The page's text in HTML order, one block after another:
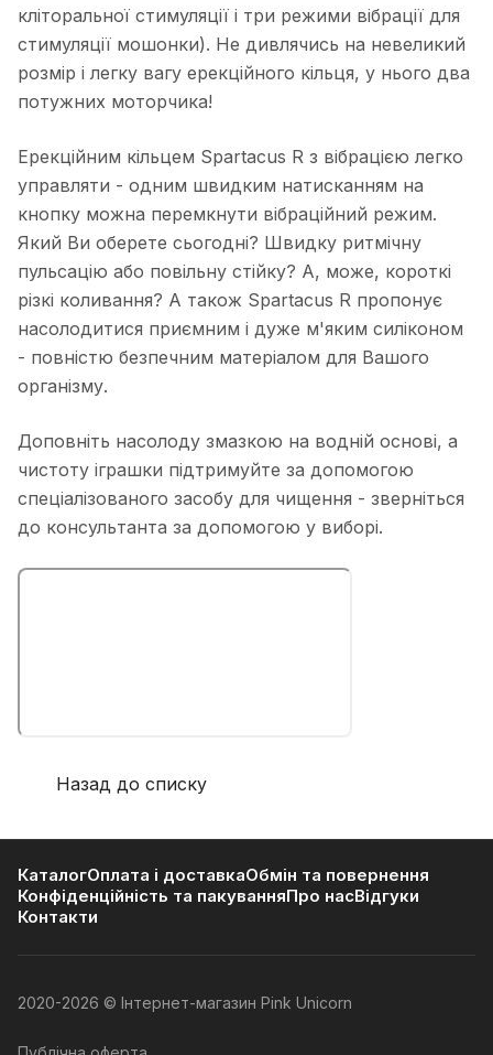
кліторальної стимуляції і три режими вібрації для
стимуляції мошонки). Не дивлячись на невеликий
розмір і легку вагу ерекційного кільця, у нього два
потужних моторчика!
Ерекційним кільцем Spartacus R з вібрацією легко
управляти - одним швидким натисканням на
кнопку можна перемкнути вібраційний режим.
Який Ви оберете сьогодні? Швидку ритмічну
пульсацію або повільну стійку? А, може, короткі
різкі коливання? А також Spartacus R пропонує
насолодитися приємним і дуже м'яким силіконом
- повністю безпечним матеріалом для Вашого
організму.
Доповніть насолоду змазкою на водній основі, а
чистоту іграшки підтримуйте за допомогою
спеціалізованого засобу для чищення - зверніться
до консультанта за допомогою у виборі.
Назад до списку
КаталогОплата і доставкаОбмін та повернення
Конфіденційність та пакуванняПро насВідгуки
Контакти
2020-2026 © Інтернет-магазин Pink Unicorn